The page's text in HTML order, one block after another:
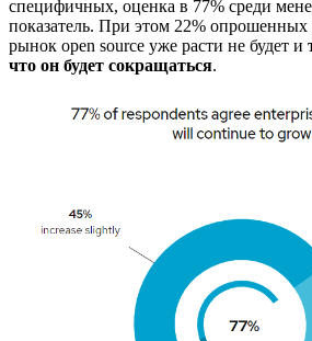
специфичных, оценка в 77% среди
показатель. При этом 22% опрошенных
рынок open source уже расти не будет и
что он будет сокращаться.